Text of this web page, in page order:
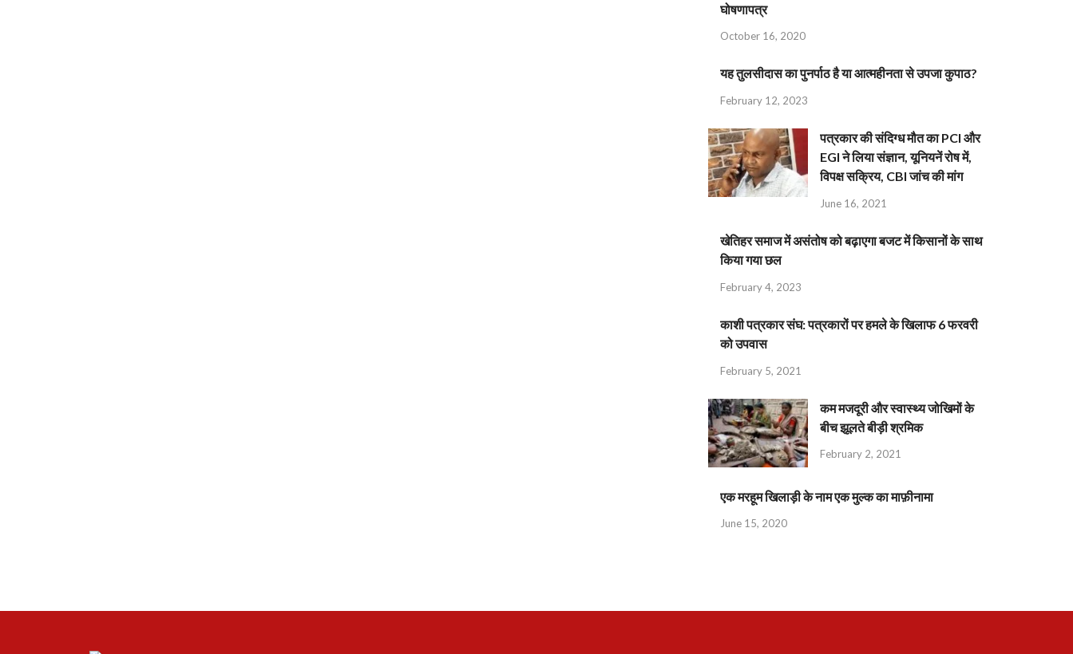
घोषणापत्र
October 16, 2020
यह तुलसीदास का पुनर्पाठ है या आत्महीनता से उपजा कुपाठ?
February 12, 2023
पत्रकार की संदिग्ध मौत का PCI और
EGI ने लिया संज्ञान, यूनियनें रोष में,
विपक्ष सक्रिय, CBI जांच की मांग
June 16, 2021
खेतिहर समाज में असंतोष को बढ़ाएगा बजट में किसानों के साथ
किया गया छल
February 4, 2023
काशी पत्रकार संघ: पत्रकारों पर हमले के खिलाफ 6 फरवरी
को उपवास
February 5, 2021
कम मजदूरी और स्वास्थ्य जोखिमों के
बीच झूलते बीड़ी श्रमिक
February 2, 2021
एक मरहूम खिलाड़ी के नाम एक मुल्क का माफ़ीनामा
June 15, 2020